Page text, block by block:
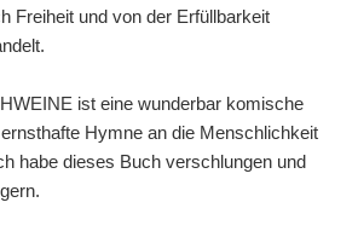
Freiheit und von der Erfüllbarkeit
ist eine wunderbar komische
Hymne an die Menschlichkeit
habe dieses Buch verschlungen und